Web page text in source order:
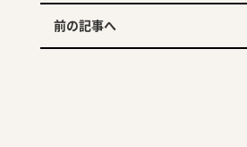
前の記事へ